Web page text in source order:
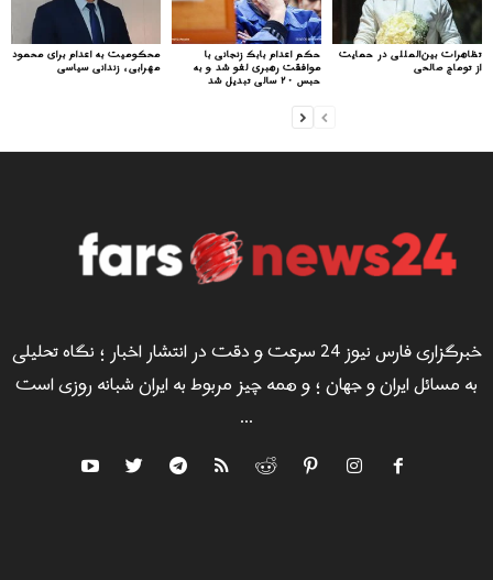
محکومیت به اعدام برای محمود
مهرابی، زندانی سیاسی
حکم اعدام بابک زنجانی با
موافقت رهبری لغو شد و به
حبس ۲۰ سالی تبدیل شد
تظاهرات بین‌المللی در حمایت
از توماج صالحی
خبرگزاری فارس نیوز 24 سرعت و دقت در انتشار اخبار ؛ نگاه تحلیلی
به مسائل ایران و جهان ؛ و همه چیز مربوط به ایران شبانه روزی است
...